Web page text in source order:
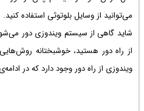
می‌توانید از وسایل بلوتوثی استفاده کنید.
شاید گاهی از سیستم ویندوزی دور
از راه دور هستید، خوشبختانه
ویندوزی از راه دور وجود دارد که در